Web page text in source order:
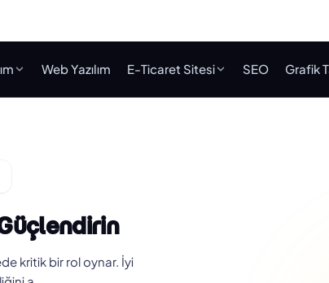
Web Yazılım E-Ticaret Sitesi SEO Grafik
kritik bir rol oynar. İyi